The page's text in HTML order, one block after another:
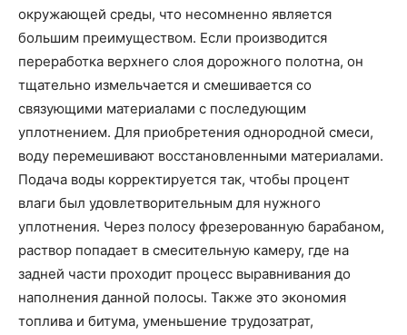
окружающей среды, что несомненно является
большим преимуществом. Если производится
переработка верхнего слоя дорожного полотна, он
тщательно измельчается и смешивается со
связующими материалами с последующим
уплотнением. Для приобретения однородной смеси,
воду перемешивают восстановленными материалами.
Подача воды корректируется так, чтобы процент
влаги был удовлетворительным для нужного
уплотнения. Через полосу фрезерованную барабаном,
раствор попадает в смесительную камеру, где на
задней части проходит процесс выравнивания до
наполнения данной полосы. Также это экономия
топлива и битума, уменьшение трудозатрат,